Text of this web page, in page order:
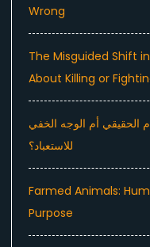
Wrong
The Misguided Shift
About Killing or
الحقيقي أم الوجه الخفي
للاستعباد؟
Farmed Animals:
Purpose